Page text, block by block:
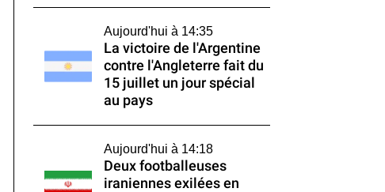
Aujourd'hui à 14:35
La victoire de l'Argentine
contre l'Angleterre fait du
15 juillet un jour spécial
au pays
Aujourd'hui à 14:18
Deux footballeuses
iraniennes exilées en